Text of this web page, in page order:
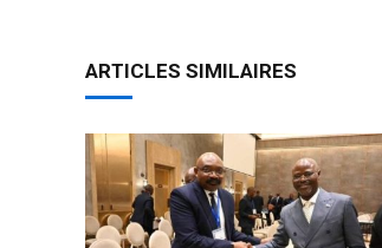
ARTICLES SIMILAIRES